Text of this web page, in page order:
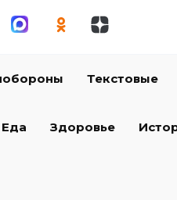
Текстовые
Еда Здоровье